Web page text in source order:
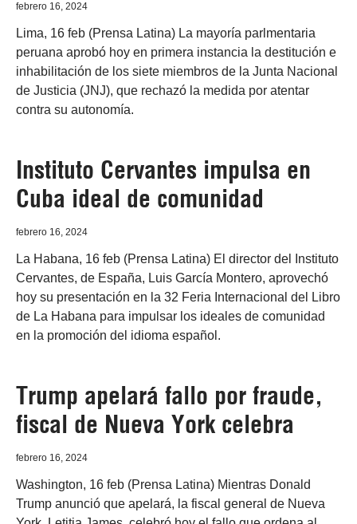
febrero 16, 2024
Lima, 16 feb (Prensa Latina) La mayoría parlmentaria
peruana aprobó hoy en primera instancia la destitución e
inhabilitación de los siete miembros de la Junta Nacional
de Justicia (JNJ), que rechazó la medida por atentar
contra su autonomía.
Instituto Cervantes impulsa en
Cuba ideal de comunidad
febrero 16, 2024
La Habana, 16 feb (Prensa Latina) El director del Instituto
Cervantes, de España, Luis García Montero, aprovechó
hoy su presentación en la 32 Feria Internacional del Libro
de La Habana para impulsar los ideales de comunidad
en la promoción del idioma español.
Trump apelará fallo por fraude,
fiscal de Nueva York celebra
febrero 16, 2024
Washington, 16 feb (Prensa Latina) Mientras Donald
Trump anunció que apelará, la fiscal general de Nueva